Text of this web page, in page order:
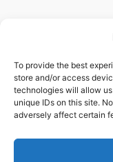
To provide the best
store and/or access
technologies will allow
unique IDs on this site.
adversely affect certain
Contact
Mentions légales
Conditions générales
Conditions générales